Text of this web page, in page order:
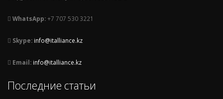
WhatsApp:+7 707 530 3221
Skype: info@italliance.kz
Email: info@italliance.kz
Последние статьи